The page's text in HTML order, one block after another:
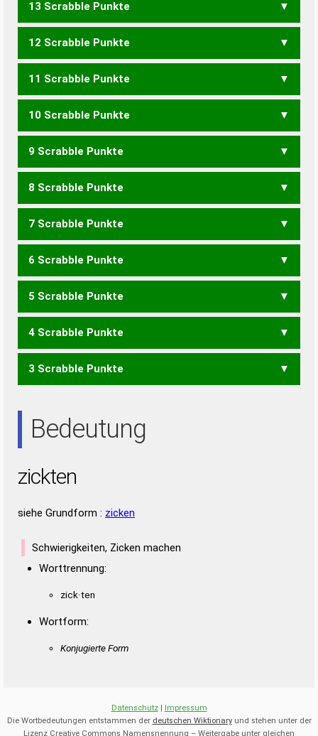
ZICKEN ZICKET
13 Scrabble Punkte
ZECKT ZICKE
12 Scrabble Punkte
ZECK NICKET NICKTE
11 Scrabble Punkte
NECKT NICKE NICKT
10 Scrabble Punkte
NECK NICK TICK KITZE
9 Scrabble Punkte
ECK KIEZ KITZ ZINK
8 Scrabble Punkte
IKTEN KITEN KNIET
7 Scrabble Punkte
CENT KEIN KIEN KITE
6 Scrabble Punkte
ICE KEN KIN KIT KNI
5 Scrabble Punkte
ZEN
4 Scrabble Punkte
EINT NIET TEIN
3 Scrabble Punkte
Bedeutung
zickten
siehe Grundform : zicken
Schwierigkeiten, Zicken machen
Worttrennung:
zick·ten
Wortform:
Konjugierte Form
Datenschutz| Impressum
Die Wortbedeutungen entstammen der deutschen Wiktionaryund stehen unter der
Lizenz Creative Commons Namensnennung – Weitergabe unter gleichen